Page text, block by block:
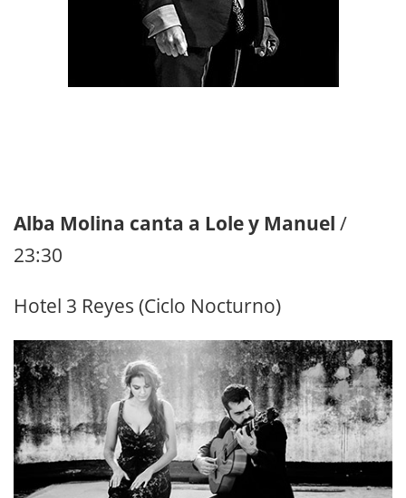
Alba Molina canta a Lole y Manuel /
23:30
Hotel 3 Reyes (Ciclo Nocturno)